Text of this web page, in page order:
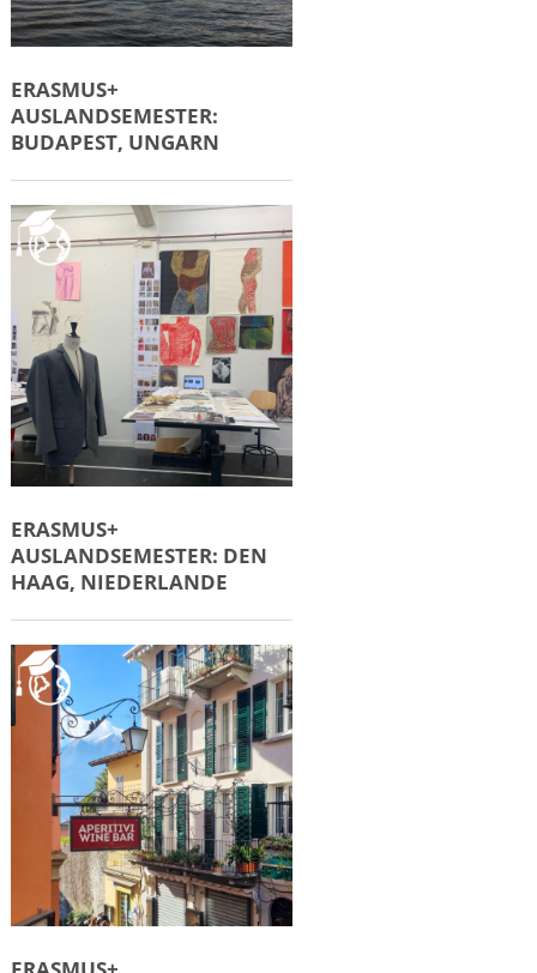
ERASMUS+
AUSLANDSEMESTER:
BUDAPEST, UNGARN
ERASMUS+
AUSLANDSEMESTER: DEN
HAAG, NIEDERLANDE